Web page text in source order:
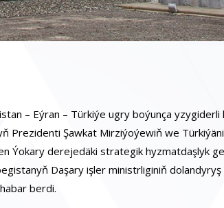
– Eýran – Türkiýe ugry boýunça
Prezidenti Şawkat Mirziýoýewiň we
Ýokary derejedäki strategik hyzmatdaşlyk
Daşary işler ministrliginiň
berdi.